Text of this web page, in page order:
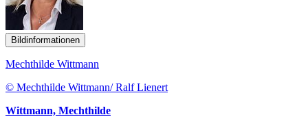
Bildinformationen
Mechthilde Wittmann
© Mechthilde Wittmann/ Ralf Lienert
Wittmann, Mechthilde